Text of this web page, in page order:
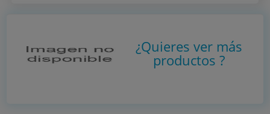
¿Quieres ver más
productos?